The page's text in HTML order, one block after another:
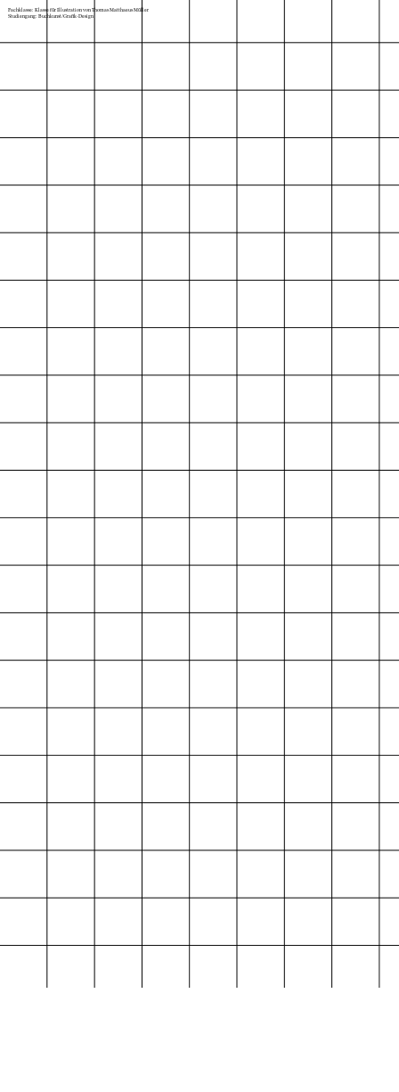
Fachklasse: Klasse für Illustration von Thomas Matthaeus Müller
Studiengang: Buchkunst/Grafik-Design
Index Karte